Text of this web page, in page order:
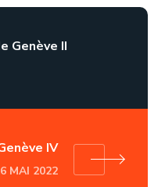
Genève II
IV
MAI 2022